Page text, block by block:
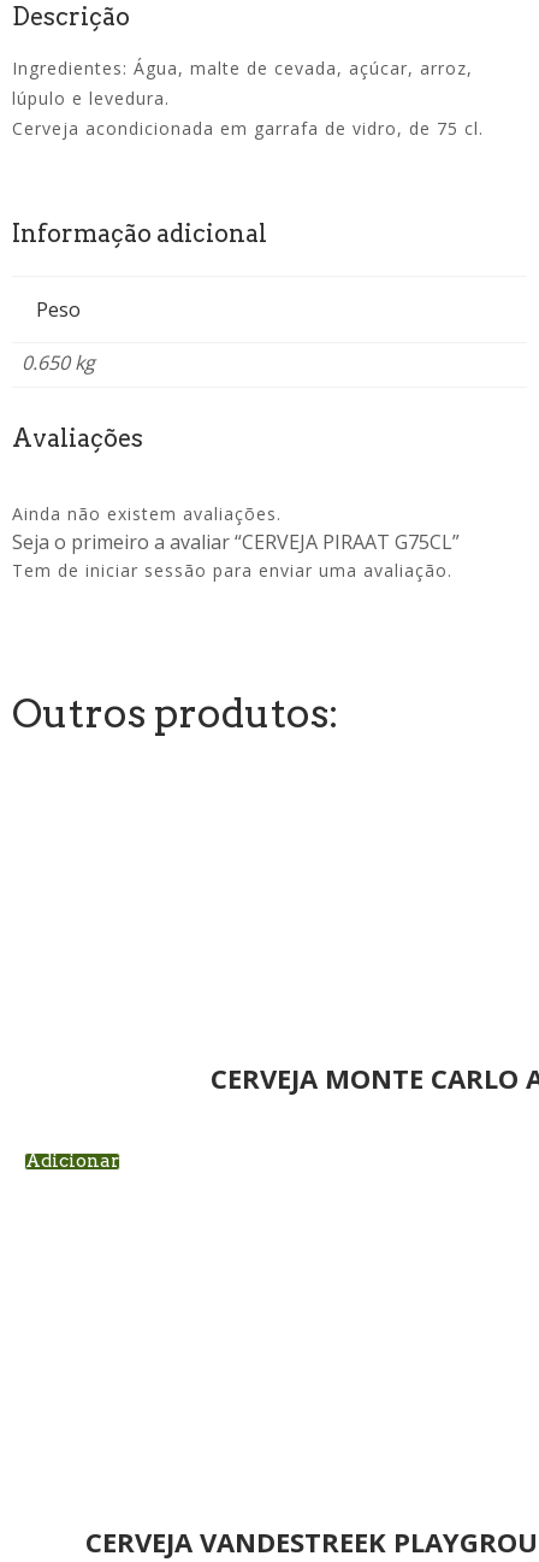
Descrição
Ingredientes: Água, malte de cevada, açúcar, arroz,
lúpulo e levedura.
Cerveja acondicionada em garrafa de vidro, de 75 cl.
Informação adicional
Peso
0.650 kg
Avaliações
Ainda não existem avaliações.
Seja o primeiro a avaliar “CERVEJA PIRAAT G75CL”
Tem de iniciar sessão para enviar uma avaliação.
Outros produtos:
CERVEJA MONTE CARLO
Adicionar
CERVEJA VANDESTREEK